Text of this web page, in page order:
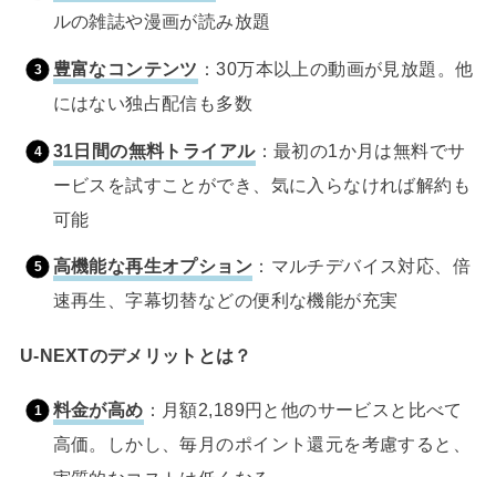
ルの雑誌や漫画が読み放題
豊富なコンテンツ ：30万本以上の動画が見放題。他
にはない独占配信も多数
31日間の無料トライアル：最初の1か月は無料でサ
ービスを試すことができ、気に入らなければ解約も
可能
高機能な再生オプション ：マルチデバイス対応、倍
速再生、字幕切替などの便利な機能が充実
U-NEXTのデメリットとは？
料金が高め ：月額2,189円と他のサービスと比べて
高価。しかし、毎月のポイント還元を考慮すると、